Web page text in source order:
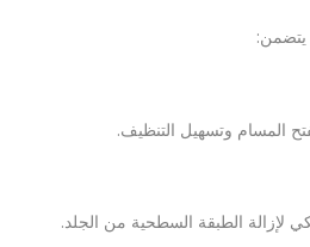
يتضمن:
المسام وتسهيل التنظيف.
لإزالة الطبقة السطحية من الجلد.